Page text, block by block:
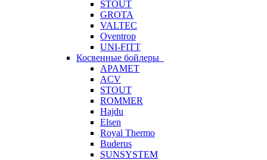
STOUT
GROTA
VALTEC
Oventrop
UNI-FITT
Косвенные бойлеры
APAMET
ACV
STOUT
ROMMER
Hajdu
Elsen
Royal Thermo
Buderus
SUNSYSTEM